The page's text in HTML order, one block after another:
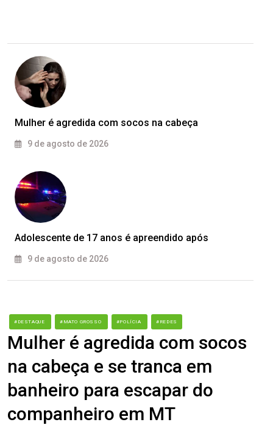
Mulher é agredida com socos na cabeça
9 de agosto de 2026
Adolescente de 17 anos é apreendido após
9 de agosto de 2026
#DESTAQUE #MATO GROSSO #POLÍCIA #REDES
Mulher é agredida com socos
na cabeça e se tranca em
banheiro para escapar do
companheiro em MT